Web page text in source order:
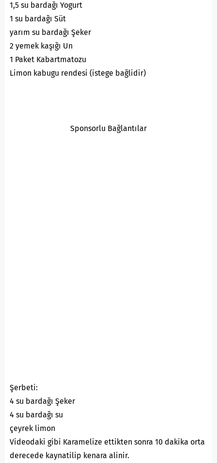
1,5 su bardağı Yogurt
1 su bardağı Süt
yarım su bardağı Şeker
2 yemek kaşığı Un
1 Paket Kabartmatozu
Limon kabugu rendesi (istege bağlidir)
Sponsorlu Bağlantılar
Şerbeti:
4 su bardağı Şeker
4 su bardağı su
çeyrek limon
Videodaki gibi Karamelize ettikten sonra 10 dakika orta
derecede kaynatilip kenara alinir.